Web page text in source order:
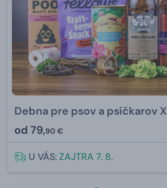
Debna pre psov a psíčkarov
od 79,90 €
U VÁS:ZAJTRA 7. 8.